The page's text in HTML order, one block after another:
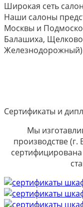
Широкая сеть
Наши салоны
Москвы и
Балашиха,
Сертификаты и
Мы
производстве